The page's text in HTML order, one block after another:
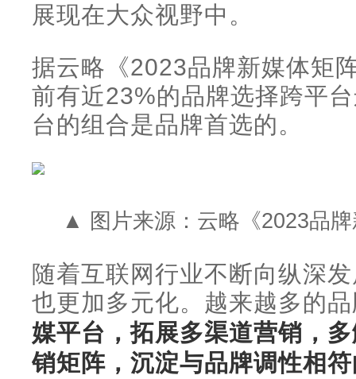
展现在大众视野中。
据云略《2023品牌新媒体矩
前有近23%的品牌选择跨平
台的组合是品牌首选的。
▲ 图片来源：云略《2023品
随着互联网行业不断向纵深
也更加多元化。越来越多的
媒平台，拓展多渠道营销，
销矩阵，沉淀与品牌调性相